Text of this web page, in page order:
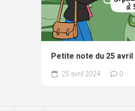
Petite note du 25 avril
25 avril 2024 0